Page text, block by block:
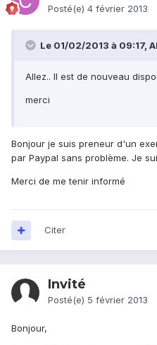
Posté(e) 4 février 2013
Le 01/02/2013 à 09:17,
Allez.. Il est de nouveau
merci
Bonjour je suis preneur d'un
par Paypal sans problème. Je
Merci de me tenir informé
Citer
Invité
Posté(e) 5 février 2013
Bonjour,